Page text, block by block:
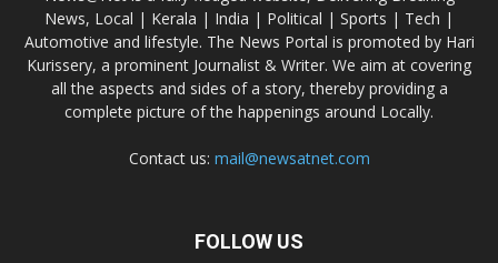
News, Local | Kerala | India | Political | Sports | Tech |
Automotive and lifestyle. The News Portal is promoted by Hari
Kurissery, a prominent Journalist & Writer. We aim at covering
all the aspects and sides of a story, thereby providing a
complete picture of the happenings around Locally.
Contact us: mail@newsatnet.com
FOLLOW US